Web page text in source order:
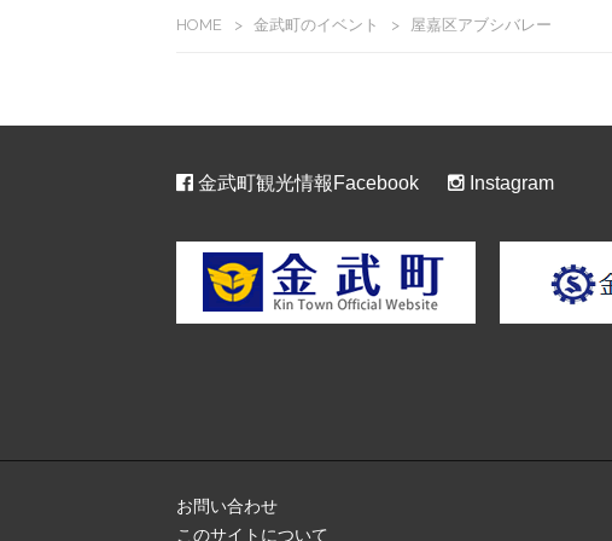
HOME > 金武町のイベント > 屋嘉区アブシバレー
金武町観光情報Facebook Instagram
お問い合わせ
このサイトについて